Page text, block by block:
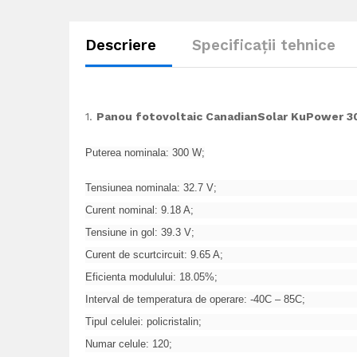
Descriere Specificații tehnice
1. Panou fotovoltaic CanadianSolar KuPower
Puterea nominala: 300 W;
Tensiunea nominala: 32.7 V;
Curent nominal: 9.18 A;
Tensiune in gol: 39.3 V;
Curent de scurtcircuit: 9.65 A;
Eficienta modulului: 18.05%;
Interval de temperatura de operare: -40C – 85C;
Tipul celulei: policristalin;
Numar celule: 120;